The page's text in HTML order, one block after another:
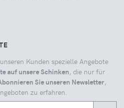
Kunden spezielle Angebote
auf unsere Schinken, die nur für
Sie unseren Newsletter,
zu erfahren.